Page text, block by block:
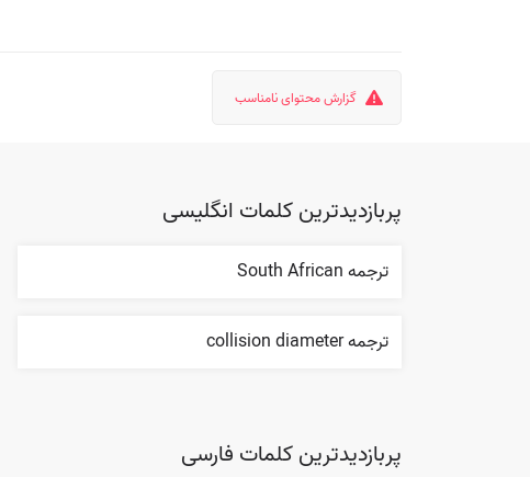
گزارش محتوای نامناسب
پربازدیدترین کلمات انگلیسی
ترجمه South African
ترجمه collision diameter
پربازدیدترین کلمات فارسی